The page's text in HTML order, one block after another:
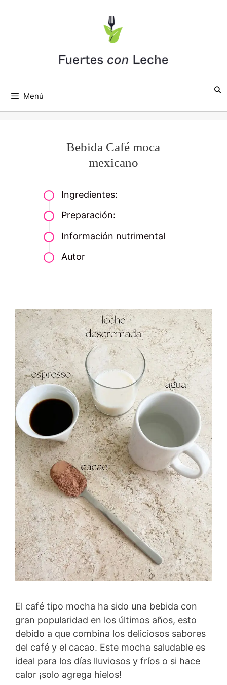
Menú
Bebida Café moca
mexicano
El café tipo mocha ha sido una bebida con
gran popularidad en los últimos años, esto
debido a que combina los deliciosos sabores
del café y el cacao. Este mocha saludable es
ideal para los días lluviosos y fríos o si hace
calor ¡solo agrega hielos!
Ingredientes:
Preparación:
Información nutrimental
Autor